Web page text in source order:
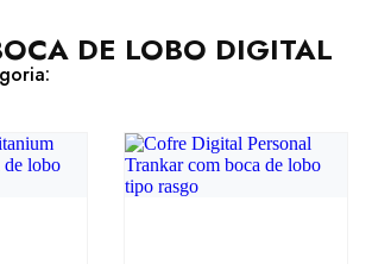
DE LOBO DIGITAL